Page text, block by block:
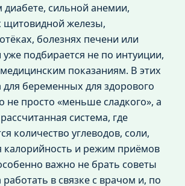
диабете, сильной анемии,
щитовидной железы,
болезнях печени или
подбирается не по интуиции,
показаниям. В этих
для беременных для здорового
просто «меньше сладкого», а
система, где
количество углеводов, соли,
калорийность и режим приёмов
важно не брать советы
работать в связке с врачом и, по